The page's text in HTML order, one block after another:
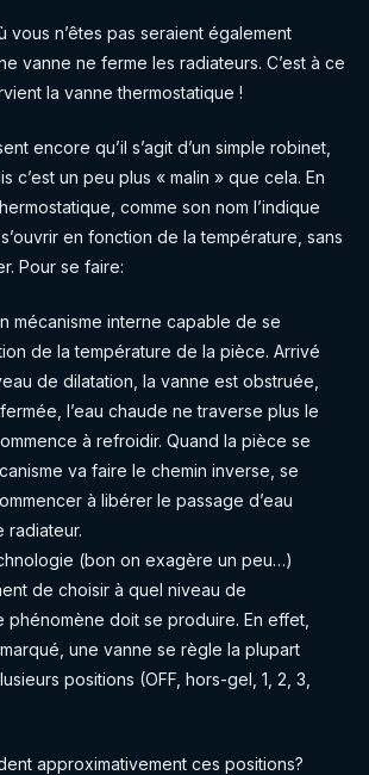
vous n’êtes pas seraient également
vanne ne ferme les radiateurs. C’est à ce
la vanne thermostatique !
encore qu’il s’agit d’un simple robinet,
c’est un peu plus « malin » que cela. En
comme son nom l’indique
en fonction de la température, sans
Pour se faire:
mécanisme interne capable de se
de la température de la pièce. Arrivé
de dilatation, la vanne est obstruée,
l’eau chaude ne traverse plus le
à refroidir. Quand la pièce se
va faire le chemin inverse, se
à libérer le passage d’eau
radiateur.
(bon on exagère un peu…)
de choisir à quel niveau de
phénomène doit se produire. En effet,
une vanne se règle la plupart
positions (OFF, hors-gel, 1, 2, 3,
approximativement ces positions?